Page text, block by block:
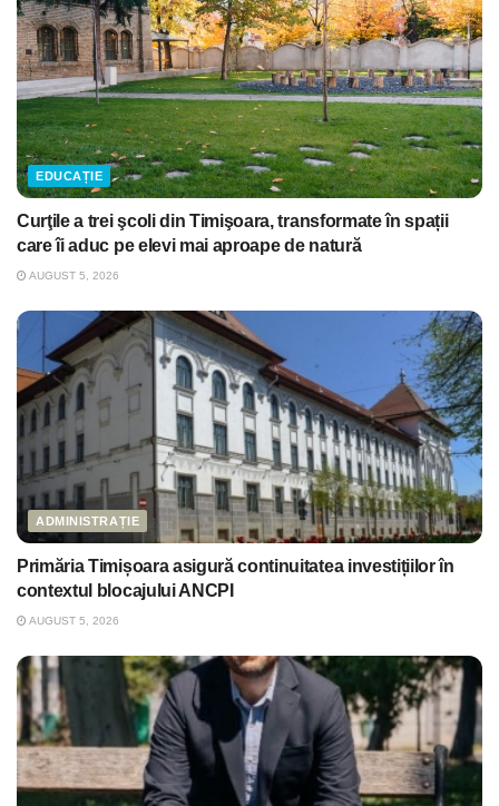
EDUCAȚIE
Curţile a trei şcoli din Timişoara, transformate în spații
care îi aduc pe elevi mai aproape de natură
AUGUST 5, 2026
ADMINISTRAȚIE
Primăria Timișoara asigură continuitatea investițiilor în
contextul blocajului ANCPI
AUGUST 5, 2026